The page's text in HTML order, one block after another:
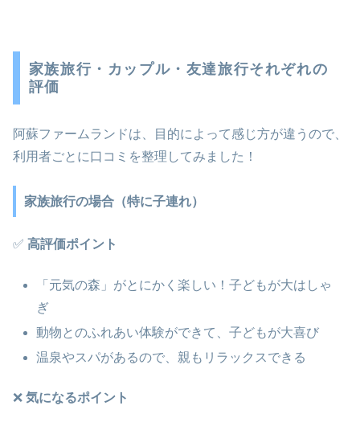
家族旅行・カップル・友達旅行それぞれの
評価
阿蘇ファームランドは、目的によって感じ方が違うので、
利用者ごとに口コミを整理してみました！
家族旅行の場合（特に子連れ）
✅ 高評価ポイント
「元気の森」がとにかく楽しい！子どもが大はしゃ
ぎ
動物とのふれあい体験ができて、子どもが大喜び
温泉やスパがあるので、親もリラックスできる
❌ 気になるポイント